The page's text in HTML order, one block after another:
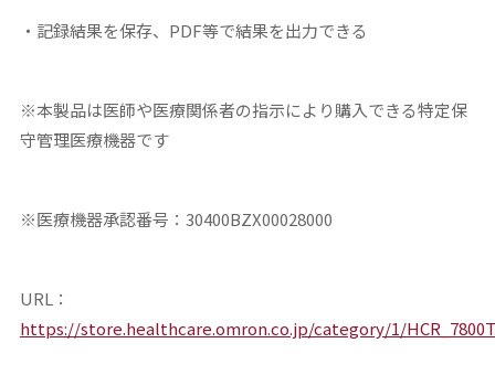
・記録結果を保存、PDF等で結果を出力できる
※本製品は医師や医療関係者の指示により購入できる特定保
守管理医療機器です
※医療機器承認番号：30400BZX00028000
URL：
https://store.healthcare.omron.co.jp/category/1/